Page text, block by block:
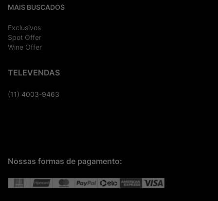
MAIS BUSCADOS
Exclusivos
Spot Offer
Wine Offer
TELEVENDAS
(11) 4003-9463
Nossas formas de pagamento: